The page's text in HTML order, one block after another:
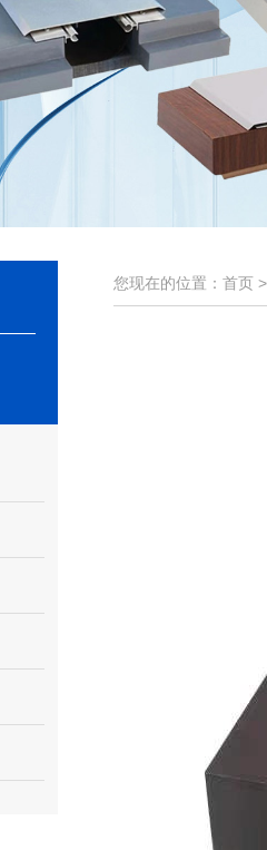
您现在的位置：首页